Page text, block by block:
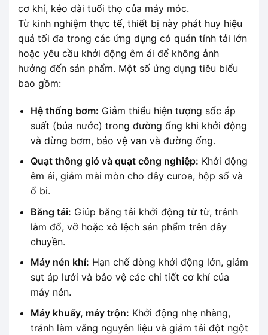
cơ khí, kéo dài tuổi thọ của máy móc.
Từ kinh nghiệm thực tế, thiết bị này phát huy hiệu
quả tối đa trong các ứng dụng có quán tính tải lớn
hoặc yêu cầu khởi động êm ái để không ảnh
hưởng đến sản phẩm. Một số ứng dụng tiêu biểu
bao gồm:
Hệ thống bơm: Giảm thiểu hiện tượng sốc áp
suất (búa nước) trong đường ống khi khởi động
và dừng bơm, bảo vệ van và đường ống.
Quạt thông gió và quạt công nghiệp: Khởi động
êm ái, giảm mài mòn cho dây curoa, hộp số và
ổ bi.
Băng tải: Giúp băng tải khởi động từ từ, tránh
làm đổ, vỡ hoặc xô lệch sản phẩm trên dây
chuyền.
Máy nén khí: Hạn chế dòng khởi động lớn, giảm
sụt áp lưới và bảo vệ các chi tiết cơ khí của
máy nén.
Máy khuấy, máy trộn: Khởi động nhẹ nhàng,
tránh làm văng nguyên liệu và giảm tải đột ngột